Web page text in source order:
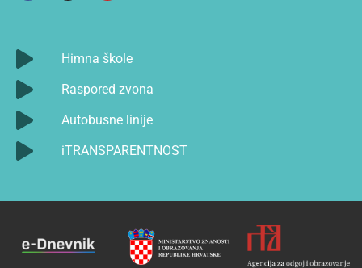
Himna škole
Raspored zvona
Autobusne linije
iTRANSPARENTNOST